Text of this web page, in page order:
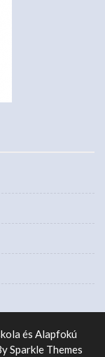
és Alapfokú
Sparkle Themes